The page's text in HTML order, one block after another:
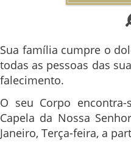
Sua família cumpre o
todas as pessoas das
falecimento.
O seu Corpo
Capela da Nossa
Janeiro, Terça-feira, a